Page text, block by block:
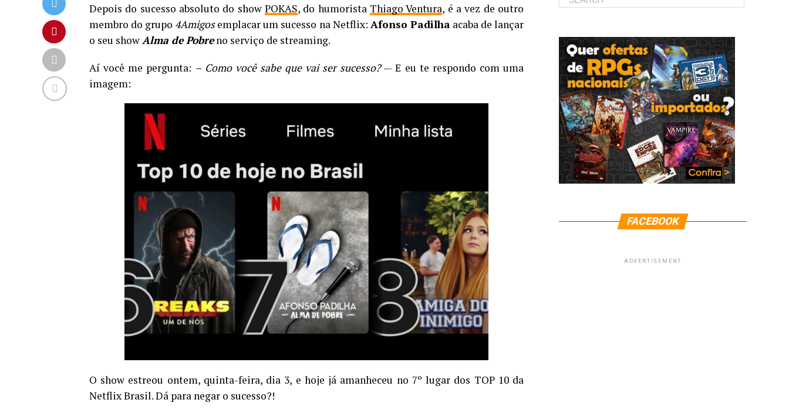
Depois do sucesso absoluto do show POKAS, do humorista Thiago Ventura, é a vez de outro
membro do grupo 4Amigosemplacar um sucesso na Netflix: Afonso Padilhaacaba de lançar
o seu showAlma de Pobreno serviço de streaming.
Aí você me pergunta: – Como você sabe que vai ser sucesso?— E eu te respondo com uma
imagem:
O show estreou ontem, quinta-feira, dia 3, e hoje já amanheceu no 7º lugar dos TOP 10 da
Netflix Brasil. Dá para negar o sucesso?!
FACEBOOK
ADVERTISEMENT